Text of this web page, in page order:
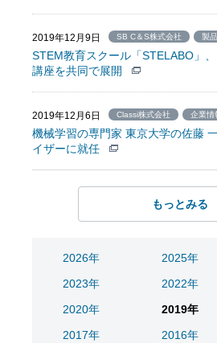
2019年12月9日 SB C＆S株式会社 製
STEM教育スクール「STELABO」
講座を共同で展開
2019年12月6日 Classi株式会社 企業情
機械学習の専⾨家 東京⼤学の佐藤
イザーに就任
もっとみる
2026年 2025年
2023年
2022年
2020年
2019年
2017年
2016年